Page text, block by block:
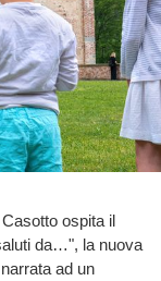
ospita il
da…", la nuova
ad un